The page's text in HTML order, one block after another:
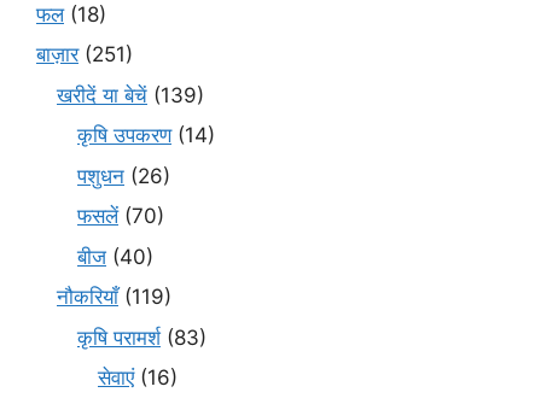
फल(18)
बाज़ार(251)
खरीदें या बेचें (139)
कृषि उपकरण(14)
पशुधन (26)
फसलें(70)
बीज (40)
नौकरियाँ(119)
कृषि परामर्श(83)
सेवाएं(16)